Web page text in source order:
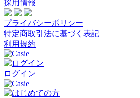
採用情報
プライバシーポリシー
特定商取引法に基づく表記
利用規約
ログイン